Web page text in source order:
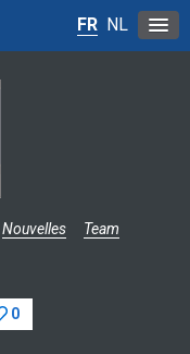
Nouvelles
Team
0
FR NL